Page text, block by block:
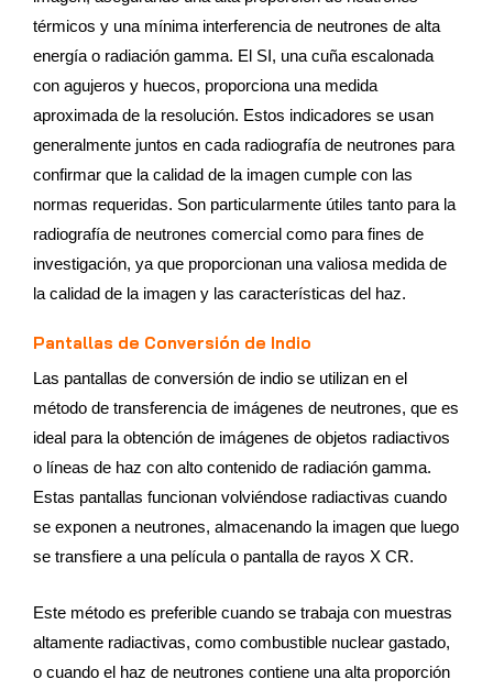
térmicos y una mínima interferencia de neutrones de alta
energía o radiación gamma. El SI, una cuña escalonada
con agujeros y huecos, proporciona una medida
aproximada de la resolución. Estos indicadores se usan
generalmente juntos en cada radiografía de neutrones para
confirmar que la calidad de la imagen cumple con las
normas requeridas. Son particularmente útiles tanto para la
radiografía de neutrones comercial como para fines de
investigación, ya que proporcionan una valiosa medida de
la calidad de la imagen y las características del haz.
Pantallas de Conversión de Indio
Las pantallas de conversión de indio se utilizan en el
método de transferencia de imágenes de neutrones, que es
ideal para la obtención de imágenes de objetos radiactivos
o líneas de haz con alto contenido de radiación gamma.
Estas pantallas funcionan volviéndose radiactivas cuando
se exponen a neutrones, almacenando la imagen que luego
se transfiere a una película o pantalla de rayos X CR.
Este método es preferible cuando se trabaja con muestras
altamente radiactivas, como combustible nuclear gastado,
o cuando el haz de neutrones contiene una alta proporción